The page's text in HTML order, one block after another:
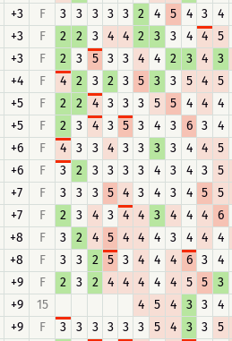
+3 F 3 3 3 3 3 2 4 5 4 3
4
+3 F 2 2 3 4 4 2 3 3 4 4
5
+3 F 2 3 5 3 3 4 4 2 3 4
3
+4 F 4 2 3 2 3 5 3 3 5 4
5
+5 F 2 2 4 3 3 3 5 5 4 4
4
+5 F 2 3 4 3 5 3 4 3 6 3
4
+6 F 4 3 3 4 3 3 3 3 4 4
5
+6 F 3 2 3 3 3 3 4 3 4 3
5
+7 F 3 3 3 5 4 3 4 3 4 5
5
+7 F 2 3 4 3 4 4 3 4 4 4
6
+8 F 3 2 4 5 4 4 4 3 4 4
4
+8 F 3 3 2 5 3 4 4 4 6 3
4
+9 F 2 3 2 4 4 4 4 4 5 5
3
+9 15 4 5 4 3 3
4
+9 F 3 3 3 3 3 3 5 4 3 3
5